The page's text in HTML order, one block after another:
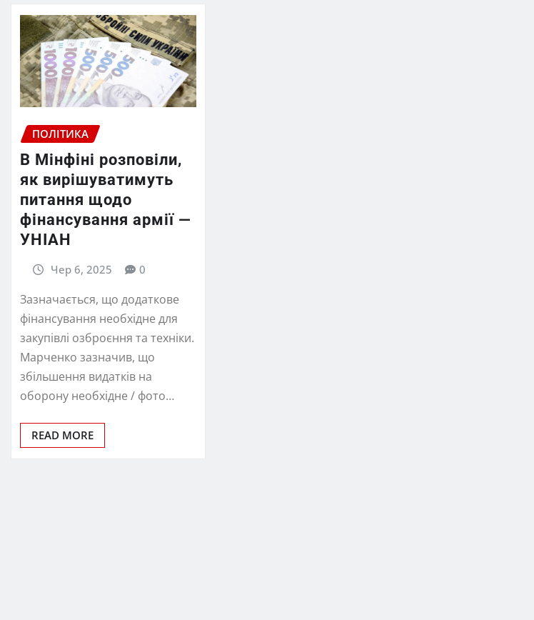
ПОЛІТИКА
В Мінфіні розповіли,
як вирішуватимуть
питання щодо
фінансування армії —
УНІАН
Чер 6, 2025 0
Зазначається, що додаткове
фінансування необхідне для
закупівлі озброєння та техніки.
Марченко зазначив, що
збільшення видатків на
оборону необхідне / фото…
READ MORE